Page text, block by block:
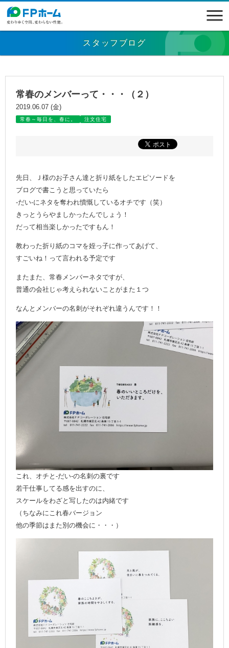
スタッフブログ
常春のメンバーって・・・（２）
2019.06.07 (金)
常春～毎日を、春に。 注文住宅
先日、Ｊ様のお子さん達と折り紙をしたエピソードを
ブログで書こうと思っていたら
-だい-にネタを奪われ憤慨しているオチです（笑）
きっとうらやましかったんでしょう！
だって相当楽しかったですもん！
教わった折り紙のコマを姪っ子に作ってあげて、
すごいね！って言われる予定です
またまた、常春メンバーネタですが、
普通の会社じゃ考えられないことがまた１つ
なんとメンバーの名刺がそれぞれ違うんです！！
これ、オチと-だい-の名刺の裏です
若干仕事してる感を出すのに、
スケールをわざと写したのは内緒です
（ちなみにこれ春バージョン
他の季節はまた別の機会に・・・）